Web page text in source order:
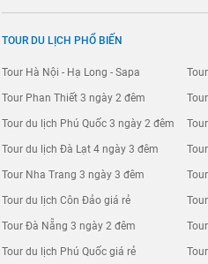
TOUR DU LỊCH PHỔ BIẾN
Tour Hà Nội - Hạ Long - Sapa
Tour Phan Thiết 3 ngày 2 đêm
Tour du lịch Phú Quốc 3 ngày 2 đêm
Tour du lịch Đà Lạt 4 ngày 3 đêm
Tour Nha Trang 3 ngày 3 đêm
Tour du lịch Côn Đảo giá rẻ
Tour Đà Nẵng 3 ngày 2 đêm
Tour du lịch Phú Quốc giá rẻ